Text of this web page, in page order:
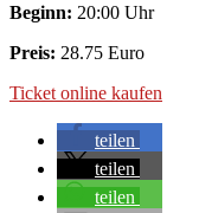
Beginn: 20:00 Uhr
Preis: 28.75 Euro
Ticket online kaufen
teilen
teilen
teilen